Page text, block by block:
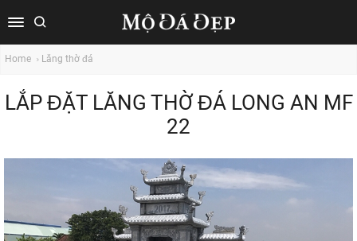
Home Lăng thờ đá
LẮP ĐẶT LĂNG THỜ ĐÁ LONG AN MF
22